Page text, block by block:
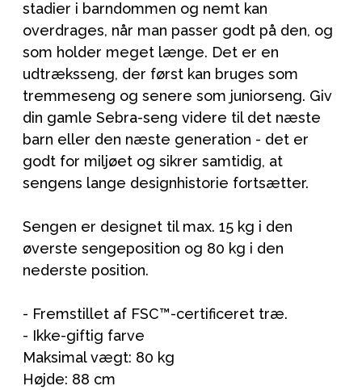
stadier i barndommen og nemt kan
overdrages, når man passer godt på den, og
som holder meget længe. Det er en
udtræksseng, der først kan bruges som
tremmeseng og senere som juniorseng. Giv
din gamle Sebra-seng videre til det næste
barn eller den næste generation - det er
godt for miljøet og sikrer samtidig, at
sengens lange designhistorie fortsætter.
Sengen er designet til max. 15 kg i den
øverste sengeposition og 80 kg i den
nederste position.
- Fremstillet af FSC™-certificeret træ.
- Ikke-giftig farve
Maksimal vægt: 80 kg
Højde: 88 cm